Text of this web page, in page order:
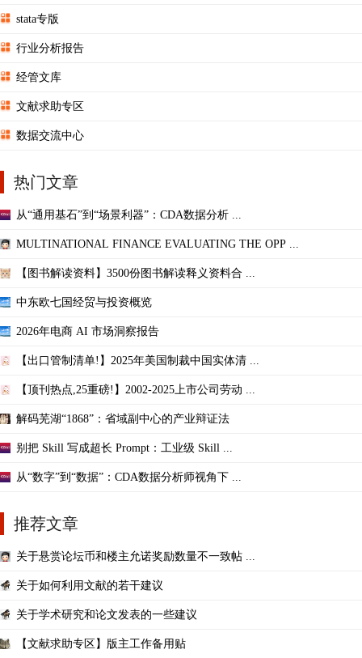
stata专版
行业分析报告
经管文库
文献求助专区
数据交流中心
热门文章
从“通用基石”到“场景利器”：CDA数据分析 ...
MULTINATIONAL FINANCE EVALUATING THE OPP ...
【图书解读资料】3500份图书解读释义资料合 ...
中东欧七国经贸与投资概览
2026年电商 AI 市场洞察报告
【出口管制清单!】2025年美国制裁中国实体清 ...
【顶刊热点,25重磅!】2002-2025上市公司劳动 ...
解码芜湖“1868”：省域副中心的产业辩证法
别把 Skill 写成超长 Prompt：工业级 Skill ...
从“数字”到“数据”：CDA数据分析师视角下 ...
推荐文章
关于悬赏论坛币和楼主允诺奖励数量不一致帖 ...
关于如何利用文献的若干建议
关于学术研究和论文发表的一些建议
【文献求助专区】版主工作备用贴